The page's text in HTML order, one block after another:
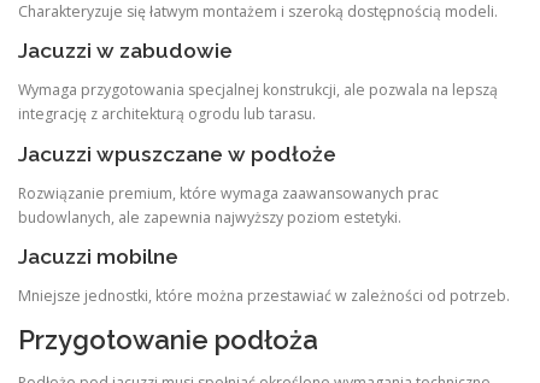
Charakteryzuje się łatwym montażem i szeroką dostępnością modeli.
Jacuzzi w zabudowie
Wymaga przygotowania specjalnej konstrukcji, ale pozwala na lepszą
integrację z architekturą ogrodu lub tarasu.
Jacuzzi wpuszczane w podłoże
Rozwiązanie premium, które wymaga zaawansowanych prac
budowlanych, ale zapewnia najwyższy poziom estetyki.
Jacuzzi mobilne
Mniejsze jednostki, które można przestawiać w zależności od potrzeb.
Przygotowanie podłoża